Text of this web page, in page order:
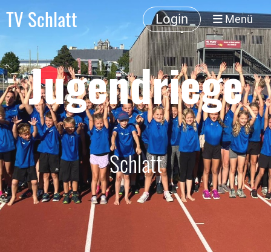
TV Schlatt Login Menü
Jugendriege
Schlatt